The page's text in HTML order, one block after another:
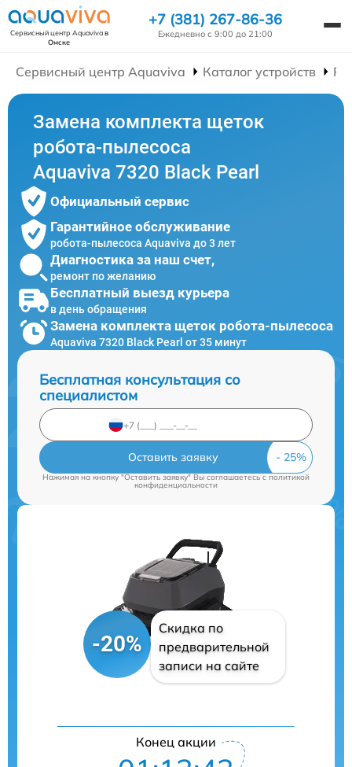
Сервисный центр Aquavivaв
Омске
+7 (381) 267-86-36
Ежедневно с 9:00 до 21:00
Сервисный центр Aquaviva Каталог устройств
Замена комплекта щеток
робота-пылесоса
Aquaviva 7320 Black Pearl
Официальный сервис
Гарантийное обслуживание
робота-пылесоса Aquaviva до 3 лет
Диагностика за наш счет,
ремонт по желанию
Бесплатный выезд курьера
в день обращения
Замена комплекта щеток робота-пылесоса
Aquaviva 7320 Black Pearl от 35 минут
Бесплатная консультация со
специалистом
Оставить заявку
Нажимая на кнопку "Оставить заявку" Вы соглашаетесь c политикой
конфиденциальности
-20%
Скидка по
предварительной
записи на сайте
Конец акции